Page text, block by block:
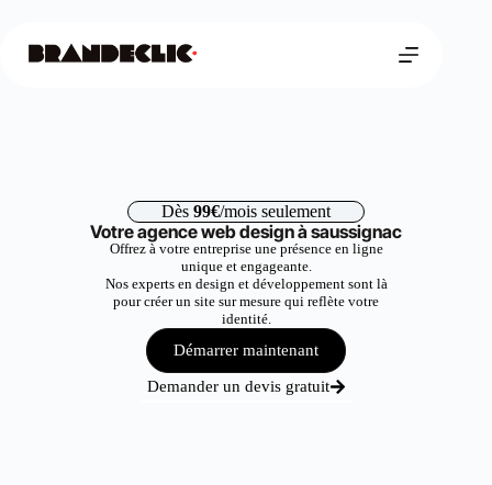
Dès 99€/mois seulement
Votre agence web design à saussignac
Offrez à votre entreprise une présence en ligne
unique et engageante.
Nos experts en design et développement sont là
pour créer un site sur mesure qui reflète votre
identité.
Démarrer maintenant
Demander un devis gratuit